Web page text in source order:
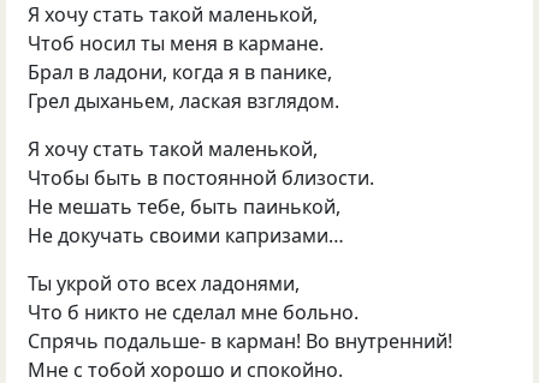
Я хочу стать такой маленькой,
Чтоб носил ты меня в кармане.
Брал в ладони, когда я в панике,
Грел дыханьем, лаская взглядом.
Я хочу стать такой маленькой,
Чтобы быть в постоянной близости.
Не мешать тебе, быть паинькой,
Не докучать своими капризами…
Ты укрой ото всех ладонями,
Что б никто не сделал мне больно.
Спрячь подальше- в карман! Во внутренний!
Мне с тобой хорошо и спокойно.